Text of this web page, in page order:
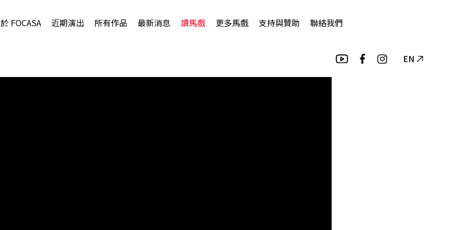
FOCASA 近期演出 所有作品 最新消息 讀馬戲 更多馬戲 支持與贊助 聯絡我們
EN